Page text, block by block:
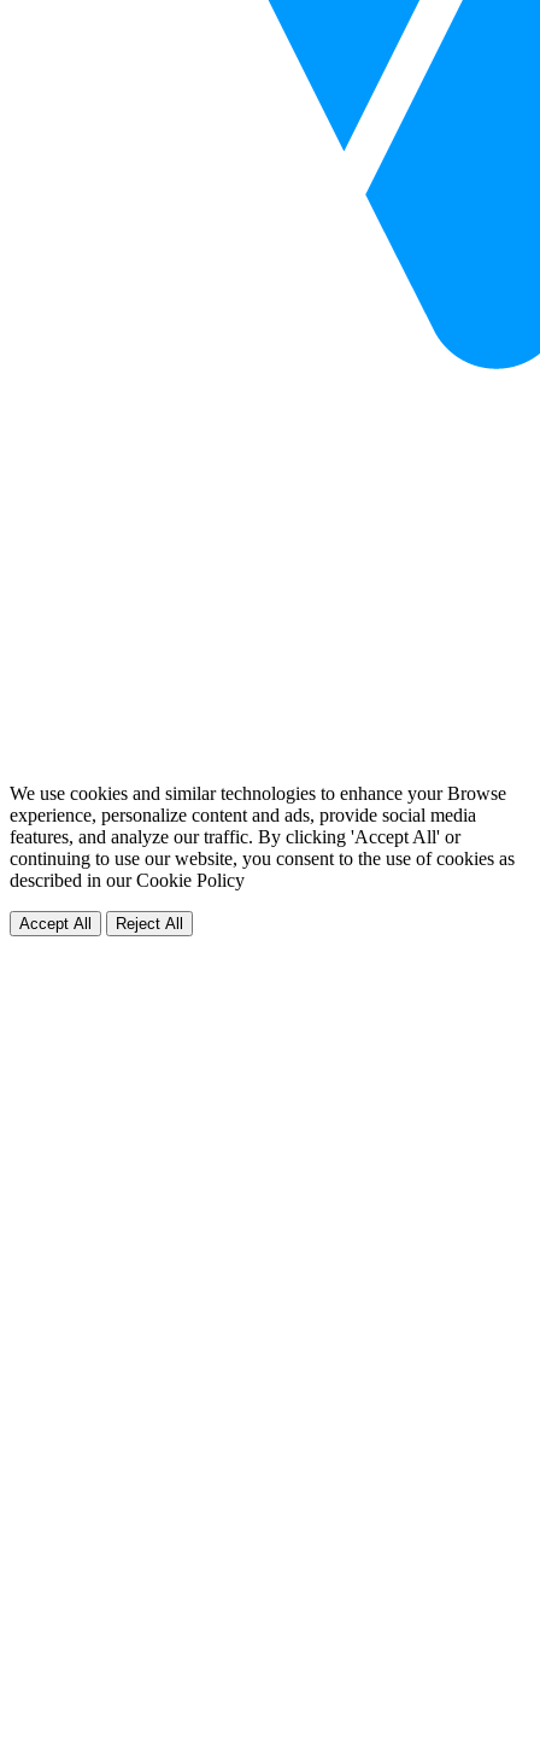
We use cookies and similar technologies to enhance your Browse
experience, personalize content and ads, provide social media
features, and analyze our traffic. By clicking 'Accept All' or
continuing to use our website, you consent to the use of cookies as
described in ourCookie Policy
Accept All Reject All